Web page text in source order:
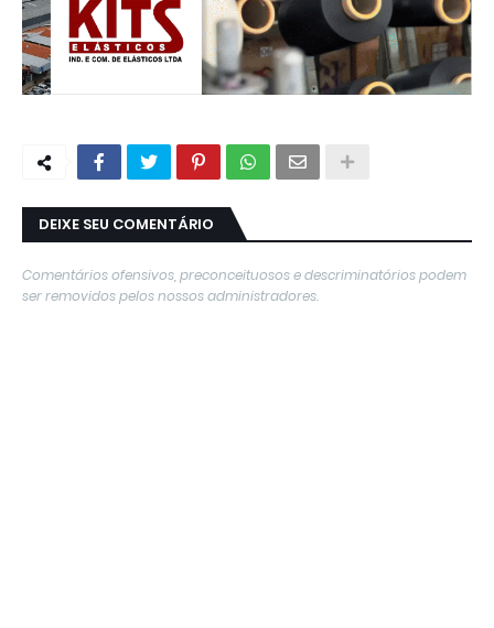
DEIXE SEU COMENTÁRIO
Comentários ofensivos, preconceituosos e descriminatórios podem
ser removidos pelos nossos administradores.